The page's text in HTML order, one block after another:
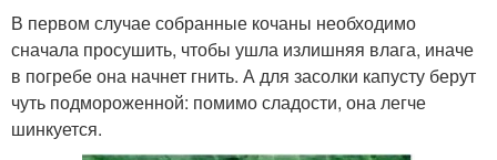
В первом случае собранные кочаны необходимо
сначала просушить, чтобы ушла излишняя влага, иначе
в погребе она начнет гнить. А для засолки капусту берут
чуть подмороженной: помимо сладости, она легче
шинкуется.